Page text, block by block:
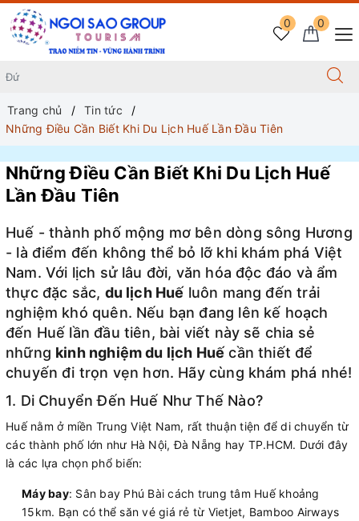
0
0
Trang chủ
Tin tức
Những Điều Cần Biết Khi Du Lịch Huế Lần Đầu Tiên
Những Điều Cần Biết Khi Du Lịch Huế
Lần Đầu Tiên
Huế - thành phố mộng mơ bên dòng sông Hương
- là điểm đến không thể bỏ lỡ khi khám phá Việt
Nam. Với lịch sử lâu đời, văn hóa độc đáo và ẩm
thực đặc sắc, du lịch Huế luôn mang đến trải
nghiệm khó quên. Nếu bạn đang lên kế hoạch
đến Huế lần đầu tiên, bài viết này sẽ chia sẻ
những kinh nghiệm du lịch Huế cần thiết để
chuyến đi trọn vẹn hơn. Hãy cùng khám phá nhé!
1. Di Chuyển Đến Huế Như Thế Nào?
Huế nằm ở miền Trung Việt Nam, rất thuận tiện để di chuyển từ
các thành phố lớn như Hà Nội, Đà Nẵng hay TP.HCM. Dưới đây
là các lựa chọn phổ biến:
Máy bay: Sân bay Phú Bài cách trung tâm Huế khoảng
15km. Bạn có thể săn vé giá rẻ từ Vietjet, Bamboo Airways